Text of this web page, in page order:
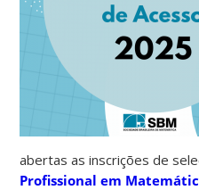
abertas as inscrições de
Profissional em